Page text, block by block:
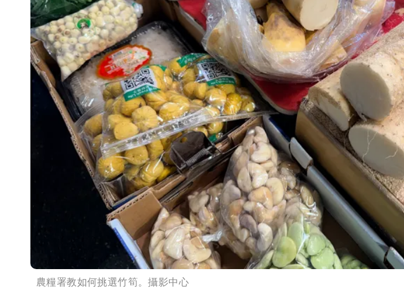
農糧署教如何挑選竹筍。攝影中心